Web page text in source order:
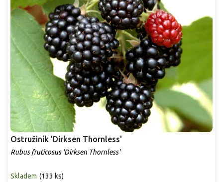
Ostružiník 'Dirksen Thornless'
Rubus fruticosus 'Dirksen Thornless'
Skladem (133 ks)